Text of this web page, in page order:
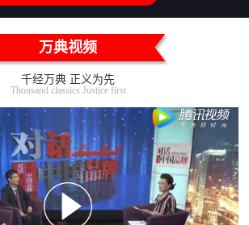
万典视频
千经万典 正义为先
Thousand classics Justice first